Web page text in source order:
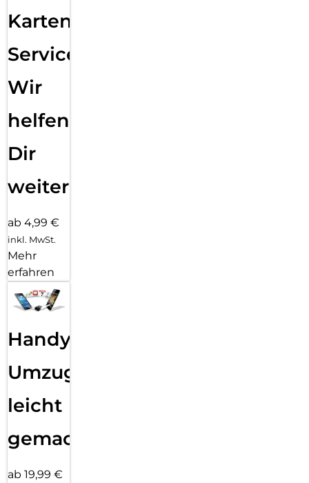
Karten
Service:
Wir
helfen
Dir
weiter
ab 4,99 €
inkl. MwSt.
Mehr
erfahren
Handy
Umzug
leicht
gemacht!
ab 19,99 €